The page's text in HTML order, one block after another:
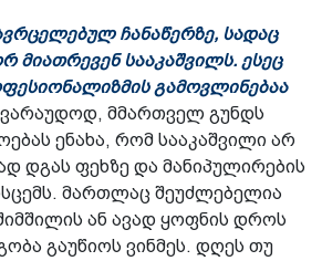
ჩანაწერზე, სადაც
მიათრევენ სააკაშვილს. ესეც
გამოვლინებაა
მმართველ გუნდს
ენახა, რომ სააკაშვილი არ
დგას ფეხზე და მანიპულირების
მართლაც შეუძლებელია
ან ავად ყოფნის დროს
გაუწიოს ვინმეს. დღეს თუ